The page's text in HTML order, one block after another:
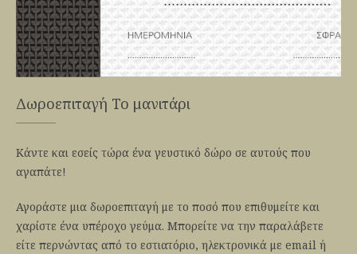
Δωροεπιταγή To μανιτάρι
Κάντε και εσείς τώρα ένα γευστικό δώρο σε αυτούς που
αγαπάτε!
Αγοράστε μια δωροεπιταγή με το ποσό που επιθυμείτε και
χαρίστε ένα υπέροχο γεύμα. Μπορείτε να την παραλάβετε
είτε περνώντας από το εστιατόριο, ηλεκτρονικά με email ή